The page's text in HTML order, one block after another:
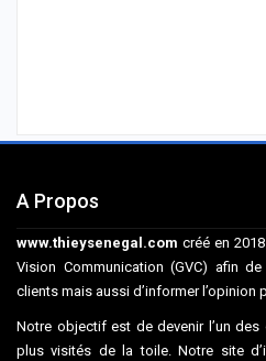
A Propos
www.thieysenegal.com créé en
Vision Communication (GVC) afin
clients mais aussi d’informer l’opinion
Notre objectif est de devenir l’un
plus visités de la toile. Notre site